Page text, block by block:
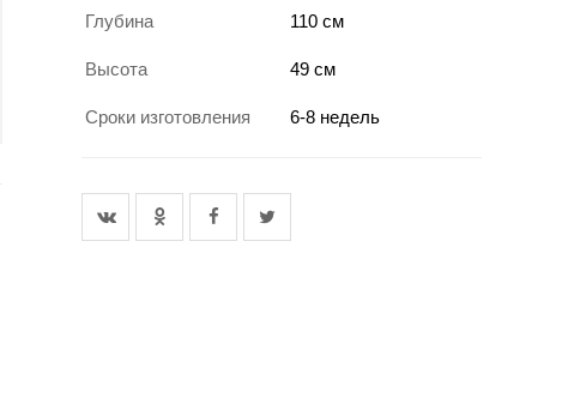
Глубина 110 см
Высота 49 см
Сроки изготовления 6-8 недель